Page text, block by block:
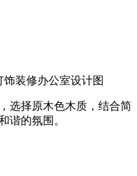
装修办公室设计图
选择原木色木质，结合简
谐的氛围。